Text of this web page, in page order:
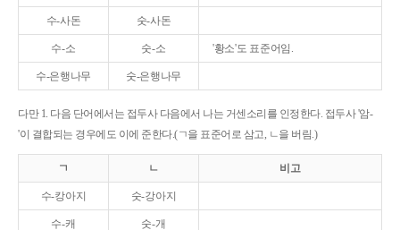
수-사돈 숫-사돈
수-소 숫-소 '황소'도 표준어임.
수-은행나무 숫-은행나무
다만 1. 다음 단어에서는 접두사 다음에서 나는 거센소리를 인정한다. 접두사 '암-
'이 결합되는 경우에도 이에 준한다.(ㄱ을 표준어로 삼고, ㄴ을 버림.)
ㄱ ㄴ 비고
수-캉아지 숫-강아지
수-캐 숫-개